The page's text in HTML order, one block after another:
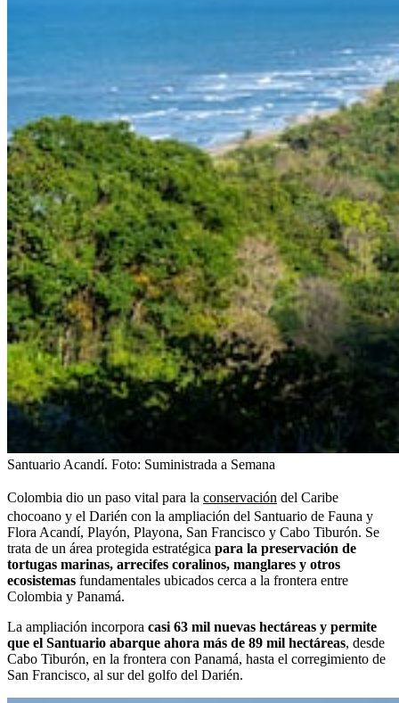
Santuario Acandí. Foto: Suministrada a Semana
Colombia dio un paso vital para la conservación del Caribe
chocoano y el Darién con la ampliación del Santuario de Fauna y
Flora Acandí, Playón, Playona, San Francisco y Cabo Tiburón. Se
trata de un área protegida estratégica para la preservación de
tortugas marinas, arrecifes coralinos, manglares y otros
ecosistemas fundamentales ubicados cerca a la frontera entre
Colombia y Panamá.
La ampliación incorpora casi 63 mil nuevas hectáreas y permite
que el Santuario abarque ahora más de 89 mil hectáreas, desde
Cabo Tiburón, en la frontera con Panamá, hasta el corregimiento de
San Francisco, al sur del golfo del Darién.